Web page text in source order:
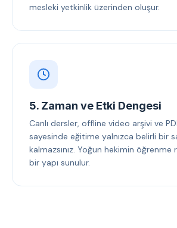
mesleki yetkinlik üzerinden oluşur.
5. Zaman ve Etki Dengesi
Canlı dersler, offline video arşivi ve
sayesinde eğitime yalnızca belirli bir
kalmazsınız. Yoğun hekimin
bir yapı sunulur.